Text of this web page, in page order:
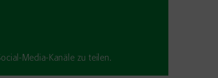
Media-Kanäle zu teilen.